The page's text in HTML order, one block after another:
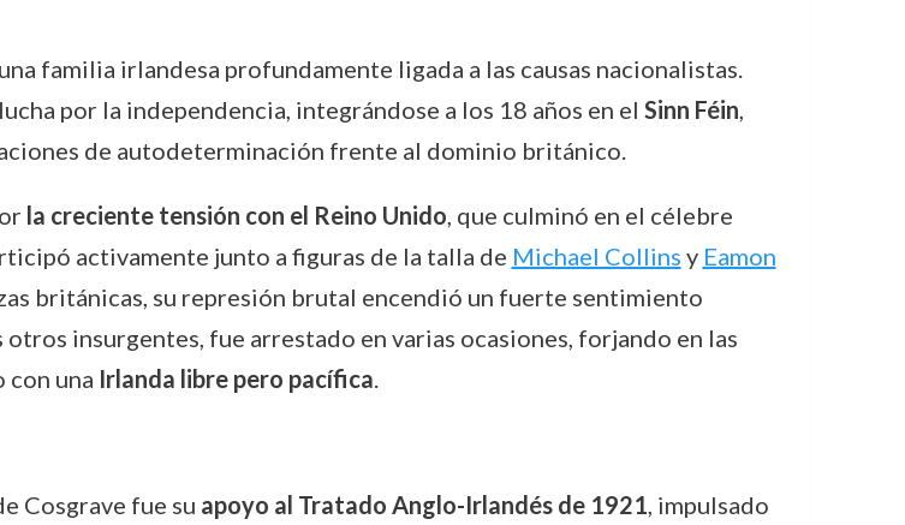
familia irlandesa profundamente ligada a las causas nacionalistas.
por la independencia, integrándose a los 18 años en el Sinn Féin,
de autodeterminación frente al dominio británico.
la creciente tensión con el Reino Unido, que culminó en el célebre
activamente junto a figuras de la talla de Michael Collins y Eamon
británicas, su represión brutal encendió un fuerte sentimiento
insurgentes, fue arrestado en varias ocasiones, forjando en las
con una Irlanda libre pero pacífica.
Cosgrave fue su apoyo al Tratado Anglo-Irlandés de 1921, impulsado